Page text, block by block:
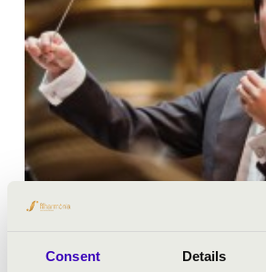
Consent Details
Tosifumi Kanai a klasszikus
és japán zenei élet figyelemreméltó